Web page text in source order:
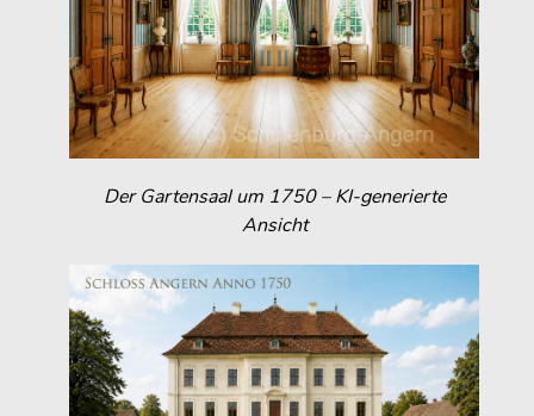
Der Gartensaal um 1750 – KI-generierte
Ansicht